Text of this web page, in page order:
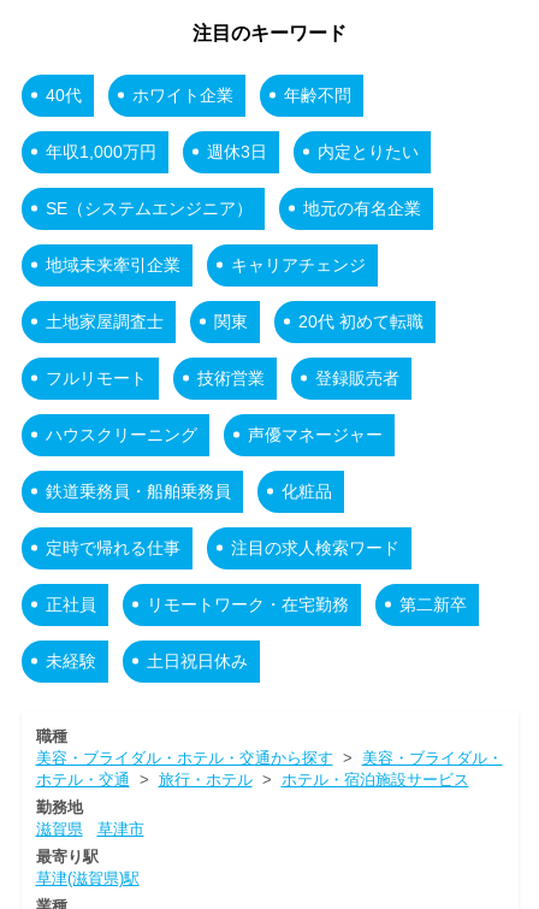
注目のキーワード
40代 ホワイト企業 年齢不問
年収1,000万円 週休3日 内定とりたい
SE（システムエンジニア） 地元の有名企業
地域未来牽引企業 キャリアチェンジ
土地家屋調査士 関東 20代 初めて転職
フルリモート 技術営業 登録販売者
ハウスクリーニング 声優マネージャー
鉄道乗務員・船舶乗務員 化粧品
定時で帰れる仕事 注目の求人検索ワード
正社員 リモートワーク・在宅勤務 第二新卒
未経験 土日祝日休み
職種
美容・ブライダル・ホテル・交通から探す > 美容・ブライダル・
ホテル・交通 > 旅行・ホテル> ホテル・宿泊施設サービス
勤務地
滋賀県
草津市
最寄り駅
草津(滋賀県)駅
業種